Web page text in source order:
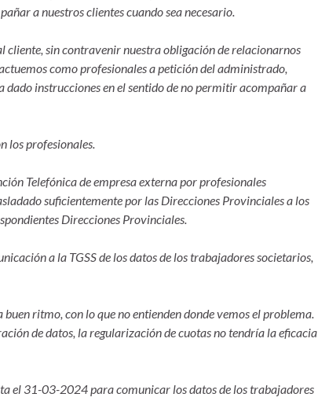
a nuestros clientes cuando sea necesario.
cliente, sin contravenir nuestra obligación de relacionarnos
como profesionales a petición del administrado,
dado instrucciones en el sentido de no permitir acompañar a
los profesionales.
Telefónica de empresa externa por profesionales
suficientemente por las Direcciones Provinciales a los
Direcciones Provinciales.
a la TGSS de los datos de los trabajadores societarios,
ritmo, con lo que no entienden donde vemos el problema.
de datos, la regularización de cuotas no tendría la eficacia
el 31-03-2024 para comunicar los datos de los trabajadores